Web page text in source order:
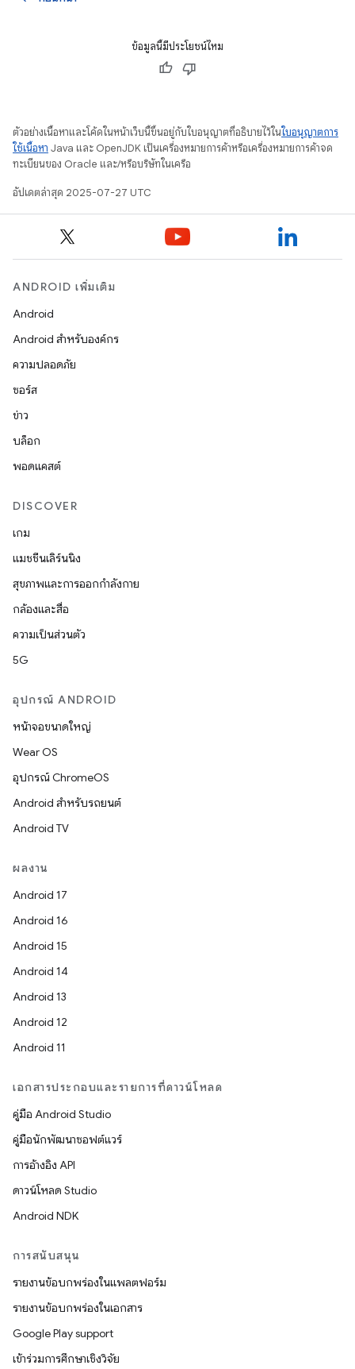
ข้อมูลนี้มีประโยชน์ไหม
ตัวอย่างเนื้อหาและโค้ดในหน้าเว็บนี้ขึ้นอยู่กับใบอนุญาตที่อธิบายไว้ในใบอนุญาตการ
ใช้เนื้อหา Java และ OpenJDK เป็นเครื่องหมายการค้าหรือเครื่องหมายการค้าจด
ทะเบียนของ Oracle และ/หรือบริษัทในเครือ
อัปเดตล่าสุด 2025-07-27 UTC
ANDROID เพิ่มเติม
Android
Android สำหรับองค์กร
ความปลอดภัย
ซอร์ส
ข่าว
บล็อก
พอดแคสต์
DISCOVER
เกม
แมชชีนเลิร์นนิง
สุขภาพและการออกกำลังกาย
กล้องและสื่อ
ความเป็นส่วนตัว
5G
อุปกรณ์ ANDROID
หน้าจอขนาดใหญ่
Wear OS
อุปกรณ์ ChromeOS
Android สำหรับรถยนต์
Android TV
ผลงาน
Android 17
Android 16
Android 15
Android 14
Android 13
Android 12
Android 11
เอกสารประกอบและรายการที่ดาวน์โหลด
คู่มือ Android Studio
คู่มือนักพัฒนาซอฟต์แวร์
การอ้างอิง API
ดาวน์โหลด Studio
Android NDK
การสนับสนุน
รายงานข้อบกพร่องในแพลตฟอร์ม
รายงานข้อบกพร่องในเอกสาร
Google Play support
เข้าร่วมการศึกษาเชิงวิจัย